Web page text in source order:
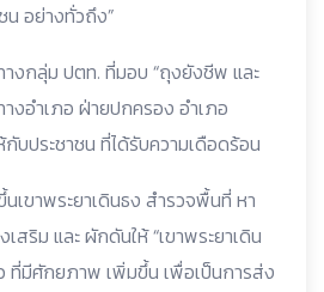
อย่างทั่วถึง”
กลุ่ม ปตท. ที่มอบ “ถุงยังชีพ และ
งอำเภอ ฝ่ายปกครอง อำเภอ
ประชาชน ที่ได้รับความเดือดร้อน
เขาพระยาเดินธง สำรวจพื้นที่ หา
ริม และ ผักดันให้ “เขาพระยาเดิน
ที่มีศักยภาพ เพิ่มขึ้น เพื่อเป็นการส่ง